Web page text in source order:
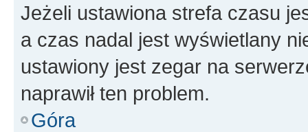
Jeżeli ustawiona strefa czasu
a czas nadal jest wyświetlany
ustawiony jest zegar na
naprawił ten problem.
Góra